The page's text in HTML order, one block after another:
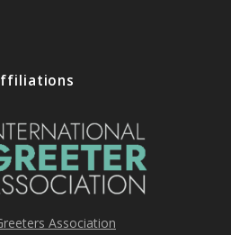
Association